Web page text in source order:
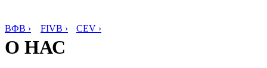
ВФВ › FIVB › CEV ›
О НАС